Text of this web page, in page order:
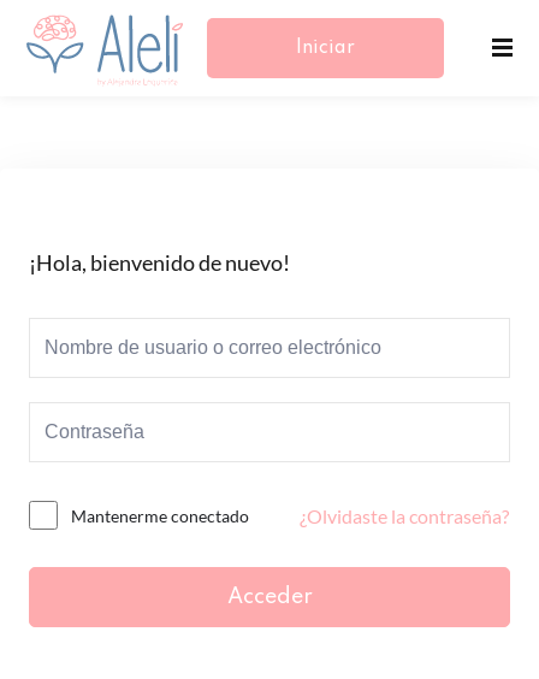
Iniciar
¡Hola, bienvenido de nuevo!
Mantenerme conectado ¿Olvidaste la contraseña?
Acceder